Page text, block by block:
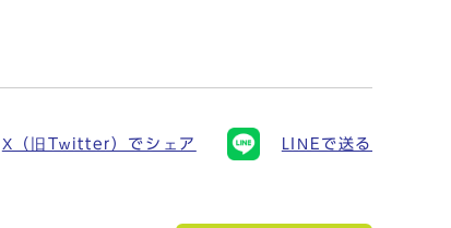
X（旧Twitter）でシェア LINEで送る